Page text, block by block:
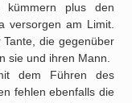
plus den
versorgen am Limit.
die gegenüber
sie und ihren Mann.
dem Führen des
fehlen ebenfalls die